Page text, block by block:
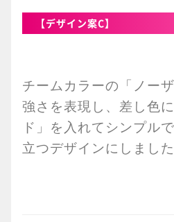
【デザイン案C】
チームカラーの「ノー
強さを表現し、差し色
ド」を入れてシンプル
立つデザインにしました